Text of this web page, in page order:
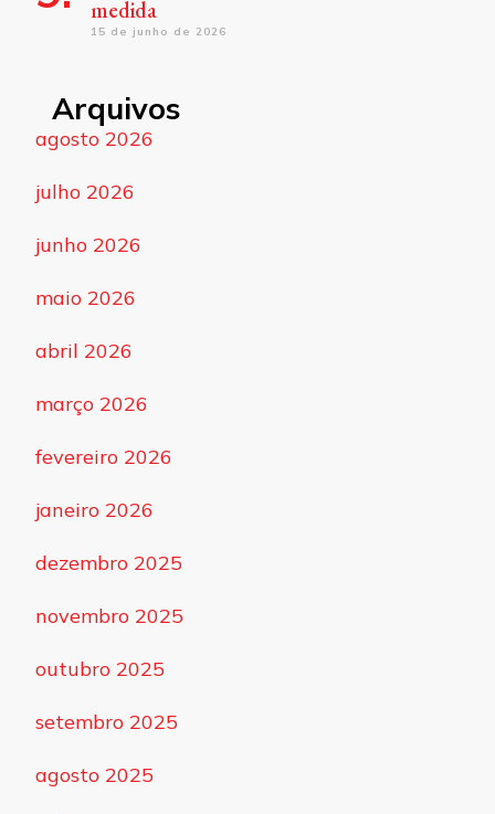
medida
15 de junho de 2026
Arquivos
agosto 2026
julho 2026
junho 2026
maio 2026
abril 2026
março 2026
fevereiro 2026
janeiro 2026
dezembro 2025
novembro 2025
outubro 2025
setembro 2025
agosto 2025